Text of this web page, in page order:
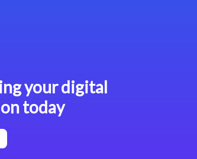
your digital
today